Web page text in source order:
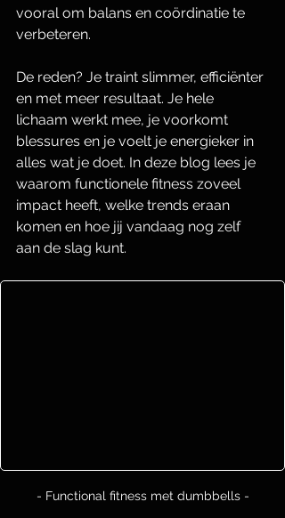
vooral om balans en coördinatie te
verbeteren.
De reden? Je traint slimmer, efficiënter
en met meer resultaat. Je hele
lichaam werkt mee, je voorkomt
blessures en je voelt je energieker in
alles wat je doet. In deze blog lees je
waarom functionele fitness zoveel
impact heeft, welke trends eraan
komen en hoe jij vandaag nog zelf
aan de slag kunt.
- Functional fitness met dumbbells -